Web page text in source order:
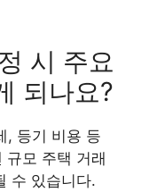
시 주요
되나요?
, 등기 비용 등
규모 주택 거래
수 있습니다.